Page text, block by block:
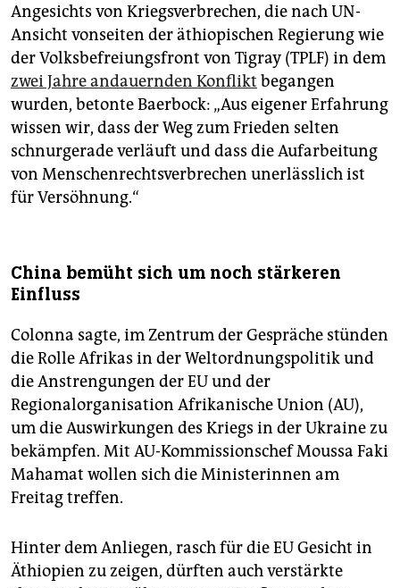
Angesichts von Kriegsverbrechen, die nach UN-
Ansicht vonseiten der äthiopischen Regierung wie
der Volksbefreiungsfront von Tigray (TPLF) in dem
zwei Jahre andauernden Konflikt begangen
wurden, betonte Baerbock: „Aus eigener Erfahrung
wissen wir, dass der Weg zum Frieden selten
schnurgerade verläuft und dass die Aufarbeitung
von Menschenrechtsverbrechen unerlässlich ist
für Versöhnung.“
China bemüht sich um noch stärkeren
Einfluss
Colonna sagte, im Zentrum der Gespräche stünden
die Rolle Afrikas in der Weltordnungspolitik und
die Anstrengungen der EU und der
Regionalorganisation Afrikanische Union (AU),
um die Auswirkungen des Kriegs in der Ukraine zu
bekämpfen. Mit AU-Kommissionschef Moussa Faki
Mahamat wollen sich die Ministerinnen am
Freitag treffen.
Hinter dem Anliegen, rasch für die EU Gesicht in
Äthiopien zu zeigen, dürften auch verstärkte